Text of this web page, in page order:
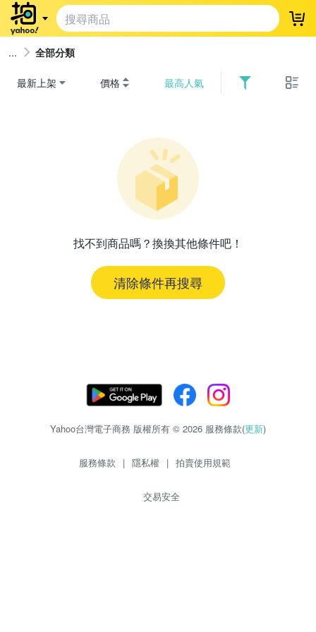
登
全部分類
最新上架 價格 最高人氣
找不到商品嗎？換換其他條件吧！
清除條件再搜尋
Yahoo台灣電子商務 版權所有 © 2026 服務條款(更新)
服務條款 | 隱私權 | 拍賣使用規範
交易安全